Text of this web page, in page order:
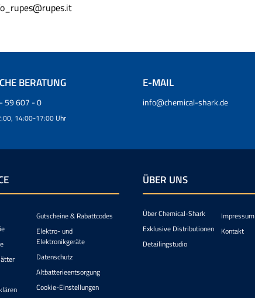
BERATUNG
59 607 - 0
14:00-17:00 Uhr
E-MAIL
info@chemical-shark.de
Gutscheine & Rabattcodes
Elektro- und
Elektronikgeräte
Datenschutz
Altbatterieentsorgung
Cookie-Einstellungen
ÜBER UNS
Über Chemical-Shark
Exklusive Distributionen
Detailingstudio
Impressum
Kontakt